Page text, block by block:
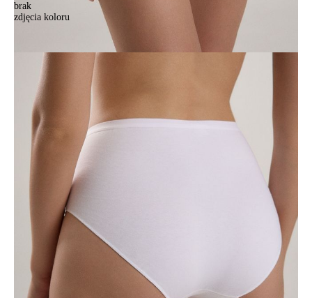
brak
zdjęcia koloru
Majtki damskie CONTE ELEGANT COMFORT PLUS RP2136,
Majtki damskie CONTE ELEGANT COMFORT PLUS RP2136,
r.102/L, biały
71,90 zł
Kolory:
BRAK
ZDJĘCIA
BRAK
ZDJĘCIA
BRAK
ZDJĘCIA
Rozmiary:
Tabela rozmiarów
110/XXL
114/3XL
DODAJ DO KOSZYKA